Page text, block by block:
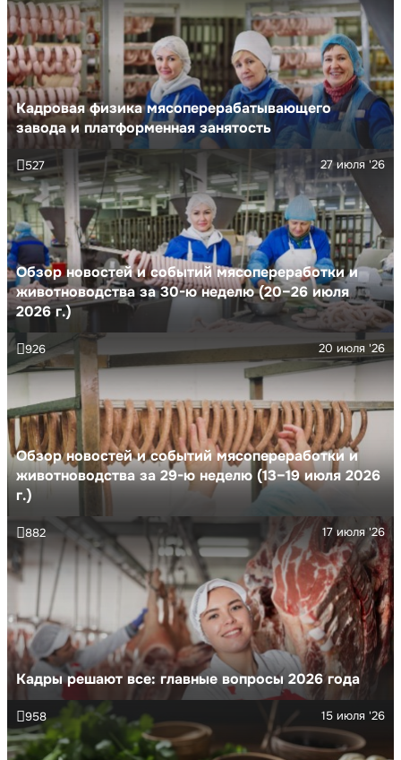
Кадровая физика мясоперерабатывающего
завода и платформенная занятость
Обзор новостей и событий мясопереработки и
животноводства за 30-ю неделю (20–26 июля
2026 г.)
27 июля '26
527
Обзор новостей и событий мясопереработки и
животноводства за 29-ю неделю (13–19 июля 2026
г.)
20 июля '26
926
Кадры решают все: главные вопросы 2026 года
17 июля '26
882
15 июля '26
958